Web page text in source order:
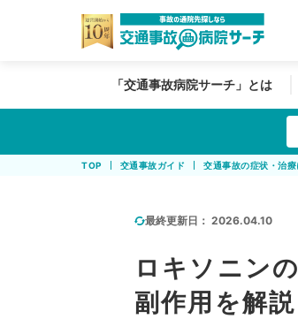
「交通事故病院サーチ」とは
TOP 交通事故ガイド 交通事故の症状・治
最終更新日： 2026.04.10
ロキソニン
副作用を解説